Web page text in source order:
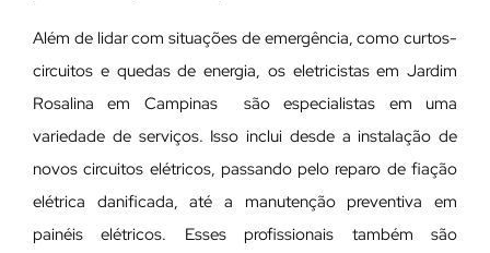
Além de lidar com situações de emergência, como curtos-
circuitos e quedas de energia, os eletricistas em Jardim
Rosalina em Campinas são especialistas em uma
variedade de serviços. Isso inclui desde a instalação de
novos circuitos elétricos, passando pelo reparo de fiação
elétrica danificada, até a manutenção preventiva em
painéis elétricos. Esses profissionais também são